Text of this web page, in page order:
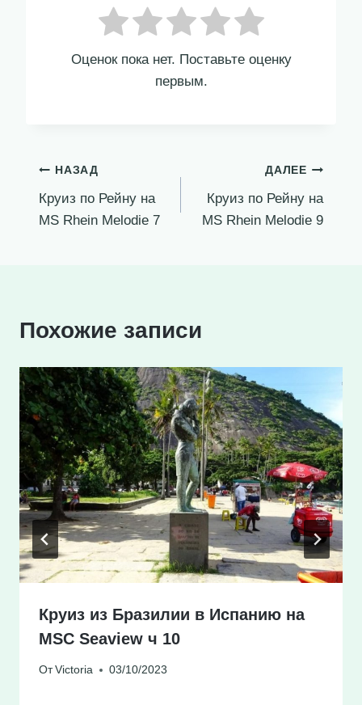
Оценок пока нет. Поставьте оценку
первым.
Навигация
по
НАЗАД
Круиз по Рейну на
MS Rhein Melodie 7
ДАЛЕЕ
Круиз по Рейну на
MS Rhein Melodie 9
Похожие записи
Круиз из Бразилии в Испанию на
MSC Seaview ч 10
От Victoria 03/10/2023